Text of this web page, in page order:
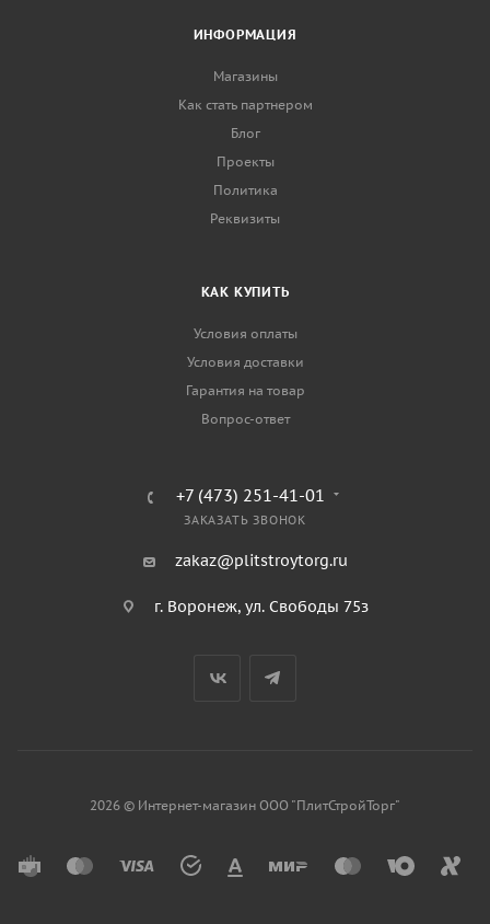
ИНФОРМАЦИЯ
Магазины
Как стать партнером
Блог
Проекты
Политика
Реквизиты
КАК КУПИТЬ
Условия оплаты
Условия доставки
Гарантия на товар
Вопрос-ответ
+7 (473) 251-41-01
ЗАКАЗАТЬ ЗВОНОК
zakaz@plitstroytorg.ru
г. Воронеж, ул. Свободы 75з
2026 © Интернет-магазин ООО "ПлитСтройТорг"